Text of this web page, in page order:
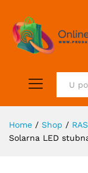
Home / Shop /
Solarna LED